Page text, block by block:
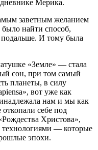
Мерика.
заветным желанием
найти способ,
И тому была
«Земле» — стала
сон, при том самый
планеты, в силу
вот уже как
нам и мы как
себе под
Христова»,
технологиями — которые
эпохи.